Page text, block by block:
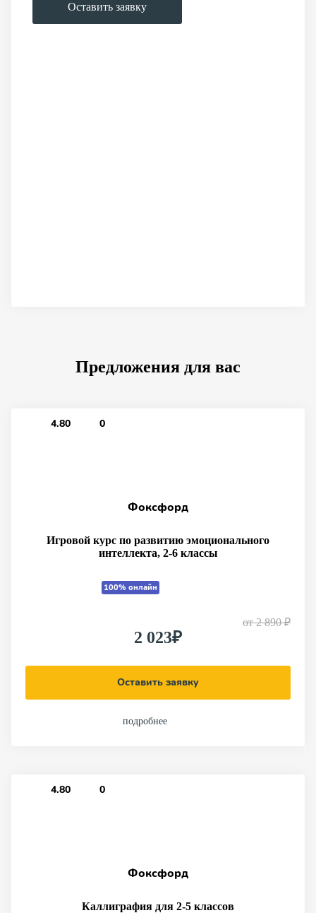
Оставить заявку
Предложения для вас
4.80 0
Фоксфорд
Игровой курс по развитию эмоционального
интеллекта, 2-6 классы
100% онлайн
от2 890 ₽
2 023₽
Оставить заявку
подробнее
4.80 0
Фоксфорд
Каллиграфия для 2-5 классов